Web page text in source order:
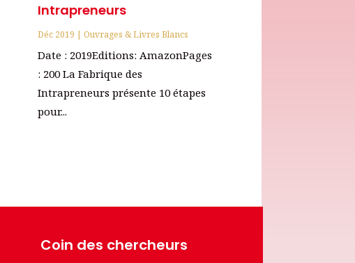
Intrapreneurs
Déc 2019 |Ouvrages & Livres Blancs
Date : 2019Editions: AmazonPages
: 200 La Fabrique des
Intrapreneurs présente 10 étapes
pour...
Coin des chercheurs